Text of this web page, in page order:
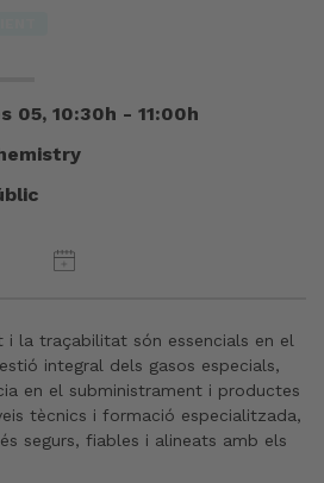
05, 10:30h - 11:00h
i la traçabilitat són essencials en el
integral dels gasos especials,
en el subministrament i productes
tècnics i formació especialitzada,
segurs, fiables i alineats amb els